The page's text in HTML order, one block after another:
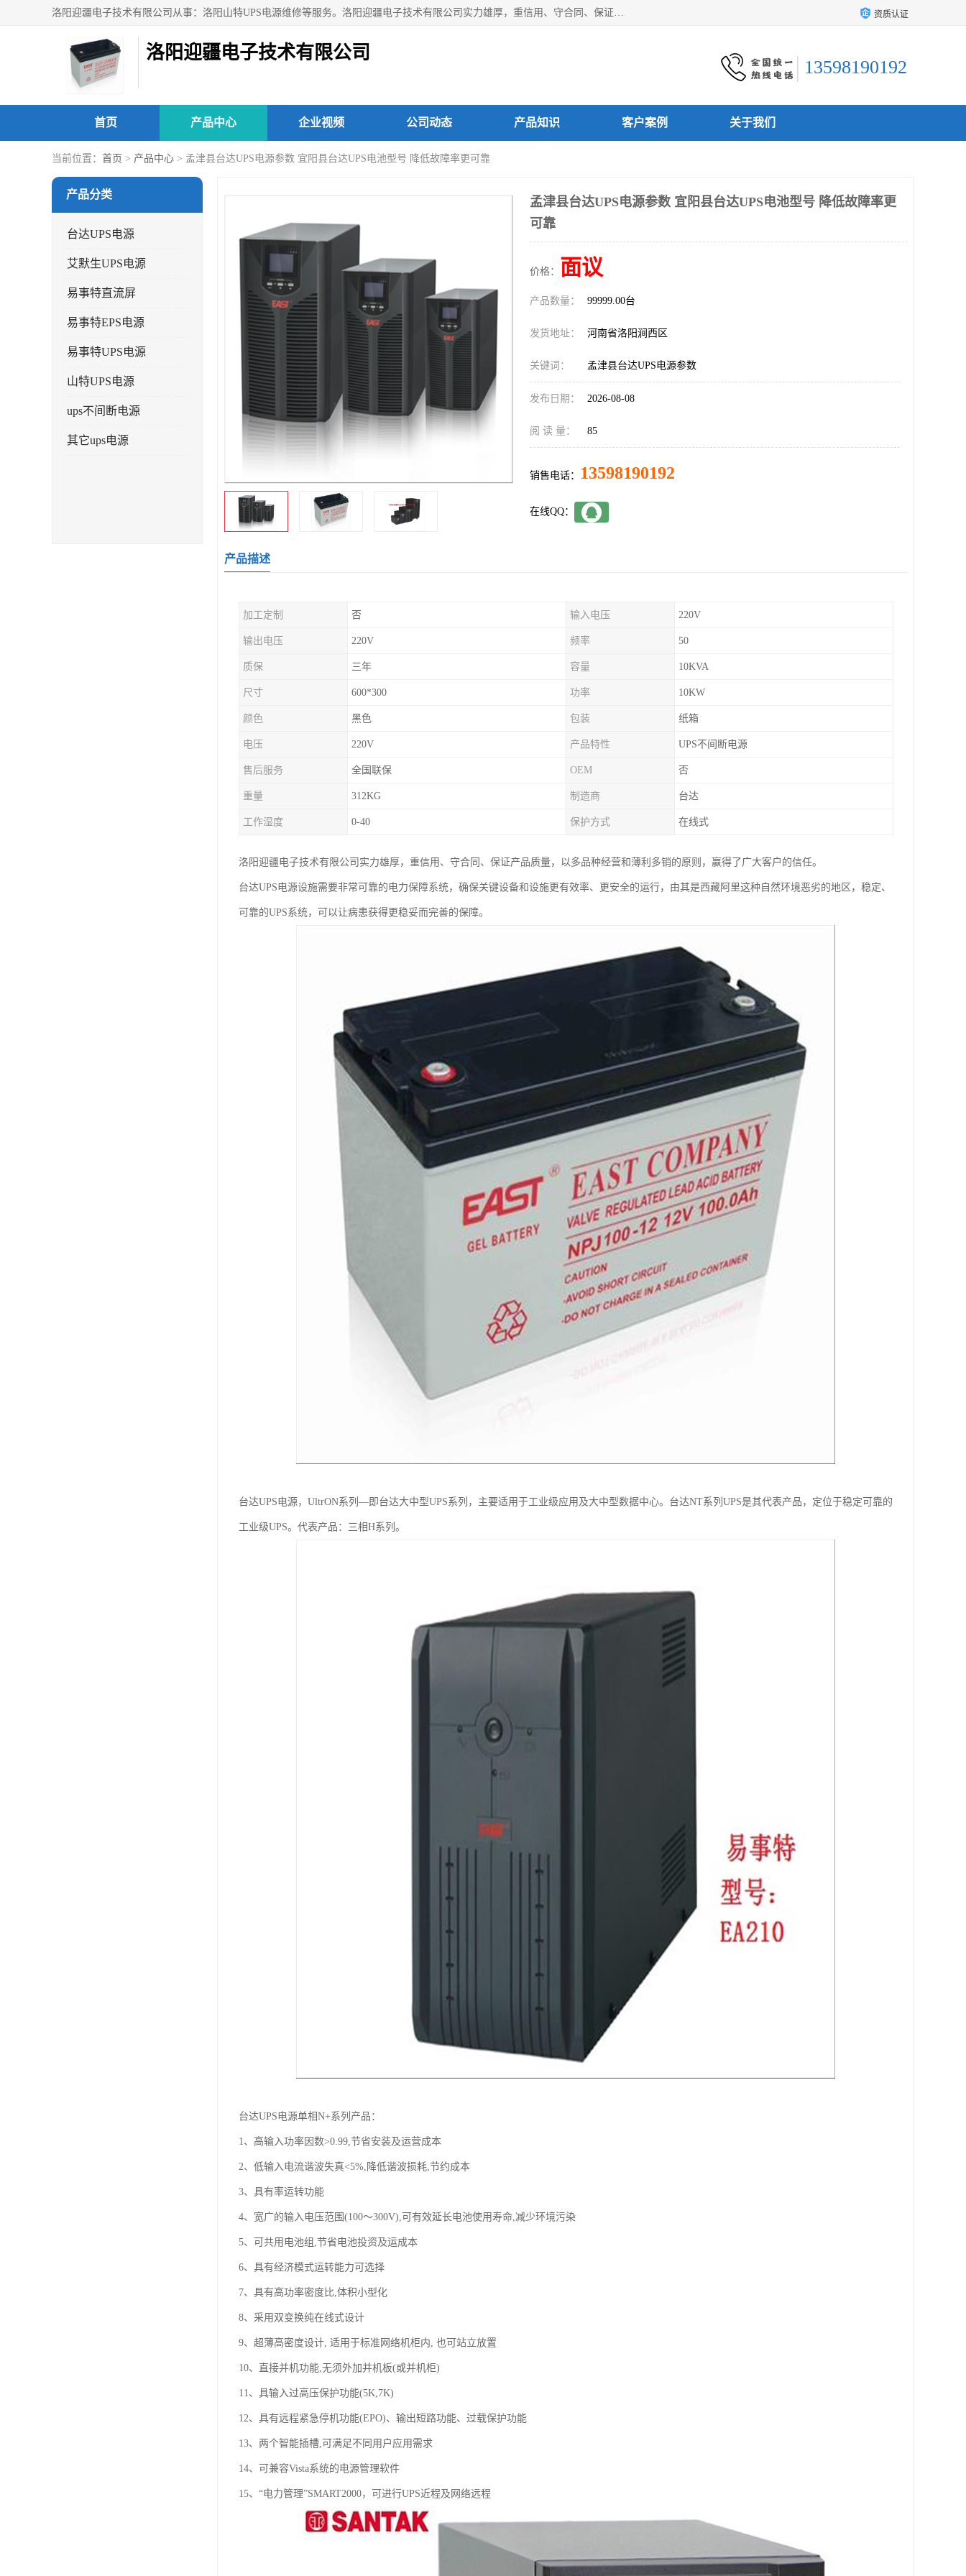
洛阳迎疆电子技术有限公司从事：洛阳山特UPS电源维修等服务。洛阳迎疆电子技术有限公司实力雄厚，重信用、守合同、保证产品质量，以多品种经营特色和薄利多销的原则，赢得了广大客户的信任。公司的宗旨——用服务求发展，用质量求生存！ 资质认证
洛阳迎疆电子技术有限公司
13598190192
首页 产品中心 企业视频 公司动态 产品知识 客户案例 关于我们
当前位置： 首页 > 产品中心 > 孟津县台达UPS电源参数 宜阳县台达UPS电池型号 降低故障率更可靠
产品分类
台达UPS电源
艾默生UPS电源
易事特直流屏
易事特EPS电源
易事特UPS电源
山特UPS电源
ups不间断电源
其它ups电源
孟津县台达UPS电源参数 宜阳县台达UPS电池型号 降低故障率更
可靠
价格： 面议
产品数量： 99999.00台
发货地址： 河南省洛阳涧西区
关键词： 孟津县台达UPS电源参数
发布日期： 2026-08-08
阅 读 量： 85
销售电话： 13598190192
在线QQ：
产品描述
加工定制 否 输入电压 220V
输出电压 220V 频率 50
质保 三年 容量 10KVA
尺寸 600*300 功率 10KW
颜色 黑色 包装 纸箱
电压 220V 产品特性 UPS不间断电源
售后服务 全国联保 OEM 否
重量 312KG 制造商 台达
工作湿度 0-40 保护方式 在线式
洛阳迎疆电子技术有限公司实力雄厚，重信用、守合同、保证产品质量，以多品种经营和薄利多销的原则，赢得了广大客户的信任。
台达UPS电源设施需要非常可靠的电力保障系统，确保关键设备和设施更有效率、更安全的运行，由其是西藏阿里这种自然环境恶劣的地区，稳定、
可靠的UPS系统，可以让病患获得更稳妥而完善的保障。
台达UPS电源，UltrON系列—即台达大中型UPS系列，主要适用于工业级应用及大中型数据中心。台达NT系列UPS是其代表产品，定位于稳定可靠的
工业级UPS。代表产品：三相H系列。
台达UPS电源单相N+系列产品：
1、高输入功率因数>0.99,节省安装及运营成本
2、低输入电流谐波失真<5%,降低谐波损耗,节约成本
3、具有率运转功能
4、宽广的输入电压范围(100～300V),可有效延长电池使用寿命,减少环境污染
5、可共用电池组,节省电池投资及运成本
6、具有经济模式运转能力可选择
7、具有高功率密度比,体积小型化
8、采用双变换纯在线式设计
9、超薄高密度设计, 适用于标准网络机柜内, 也可站立放置
10、直接并机功能,无须外加并机板(或并机柜)
11、具输入过高压保护功能(5K,7K)
12、具有远程紧急停机功能(EPO)、输出短路功能、过载保护功能
13、两个智能插槽,可满足不同用户应用需求
14、可兼容Vista系统的电源管理软件
15、“电力管理”SMART2000，可进行UPS近程及网络远程